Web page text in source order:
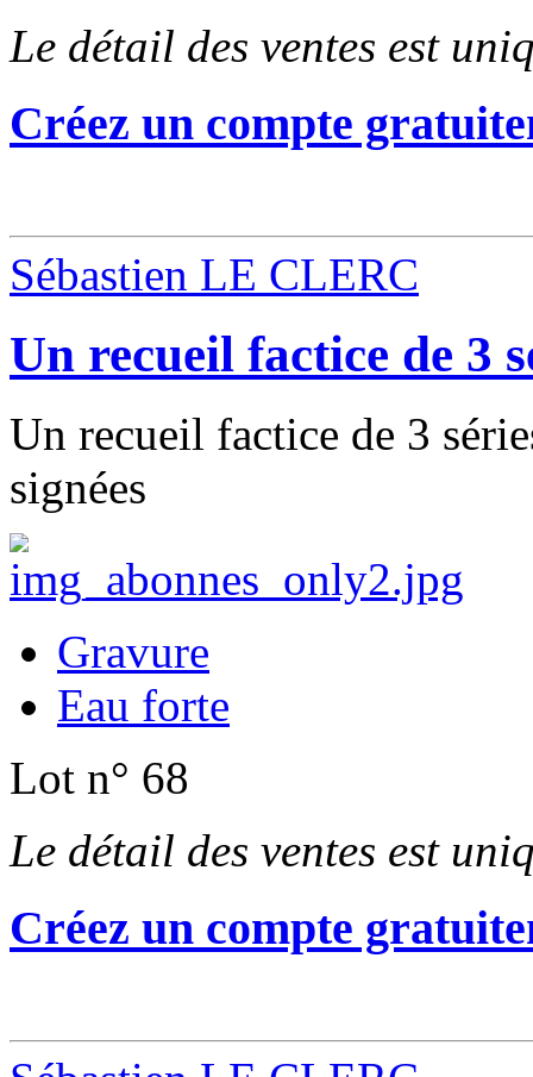
Le détail des ventes est
Créez un compte
Sébastien LE CLERC
Un recueil factice de 3
Un recueil factice de 3
signées
Gravure
Eau forte
Lot n° 68
Le détail des ventes est
Créez un compte